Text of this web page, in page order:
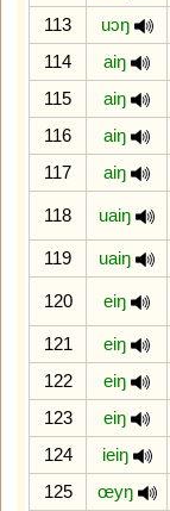
113
uɔŋ
114
aiŋ
115
aiŋ
116
aiŋ
117
aiŋ
118 uaiŋ
119 uaiŋ
120 eiŋ
121 eiŋ
122
eiŋ
123
eiŋ
124
ieiŋ
125
œyŋ